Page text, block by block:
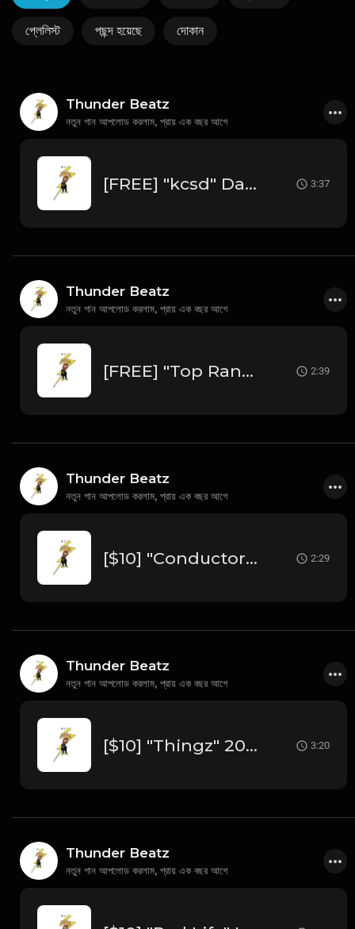
প্লেলিস্ট পছন্দ হয়েছে দোকান
Thunder Beatz
নতুন গান আপলোড করলাম, প্রায় এক বছর আগে
[FREE] "kcsd" Dark NY Piano 2025 Drill, Jerk Drill & Trap Type Beat prod @thunderbeatz__ 3:37
Thunder Beatz
নতুন গান আপলোড করলাম, প্রায় এক বছর আগে
[FREE] "Top Rank" Dark NY Piano 2025 Drill Type Beat prod @thunderbeatz__ 2:39
Thunder Beatz
নতুন গান আপলোড করলাম, প্রায় এক বছর আগে
[$10] "Conductor" 2025 Freestyle Trap Type Beat (prod. @thunderbeatz__) 2:29
Thunder Beatz
নতুন গান আপলোড করলাম, প্রায় এক বছর আগে
[$10] "Thingz" 2025 Freestyle Trap Type Beat (prod. @thunderbeatz__) 3:20
Thunder Beatz
নতুন গান আপলোড করলাম, প্রায় এক বছর আগে